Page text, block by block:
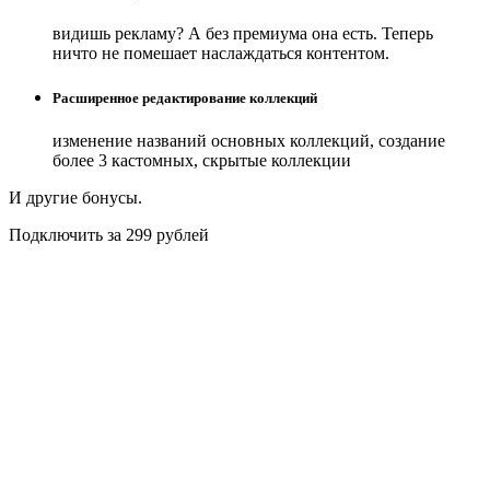
видишь рекламу? А без премиума она есть. Теперь
ничто не помешает наслаждаться контентом.
Расширенное редактирование коллекций
изменение названий основных коллекций, создание
более 3 кастомных, скрытые коллекции
И другие бонусы.
Подключить за 299 рублей